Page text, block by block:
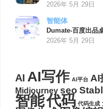
2026年 5月 29日
智能体
Dumate-百度出品
2026年 5月 29日
AI AI写作 AI平台 AI
Midjourney seo
智能代码 代码生成